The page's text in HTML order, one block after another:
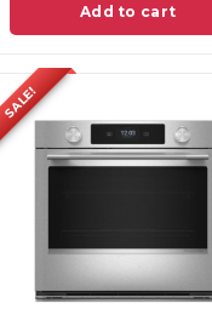
Add to cart
SALE!